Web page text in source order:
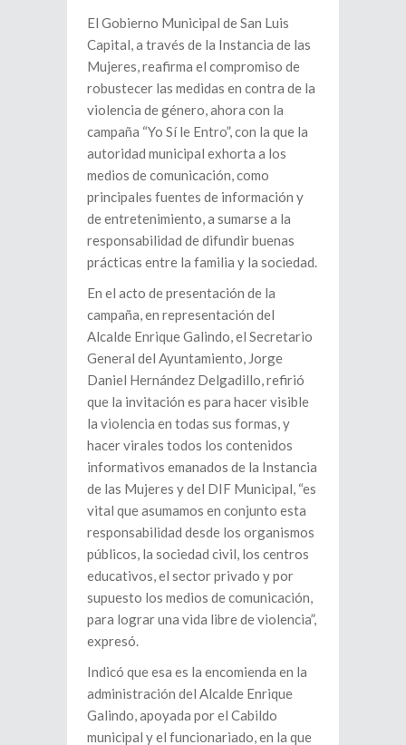
El Gobierno Municipal de San Luis
Capital, a través de la Instancia de las
Mujeres, reafirma el compromiso de
robustecer las medidas en contra de la
violencia de género, ahora con la
campaña “Yo Sí le Entro”, con la que la
autoridad municipal exhorta a los
medios de comunicación, como
principales fuentes de información y
de entretenimiento, a sumarse a la
responsabilidad de difundir buenas
prácticas entre la familia y la sociedad.
En el acto de presentación de la
campaña, en representación del
Alcalde Enrique Galindo, el Secretario
General del Ayuntamiento, Jorge
Daniel Hernández Delgadillo, refirió
que la invitación es para hacer visible
la violencia en todas sus formas, y
hacer virales todos los contenidos
informativos emanados de la Instancia
de las Mujeres y del DIF Municipal, “es
vital que asumamos en conjunto esta
responsabilidad desde los organismos
públicos, la sociedad civil, los centros
educativos, el sector privado y por
supuesto los medios de comunicación,
para lograr una vida libre de violencia”,
expresó.
Indicó que esa es la encomienda en la
administración del Alcalde Enrique
Galindo, apoyada por el Cabildo
municipal y el funcionariado, en la que